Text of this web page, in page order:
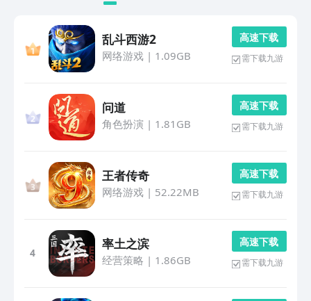
乱斗西游2
网络游戏| 1.09GB
高 速 下 载
需下载九游
问道
角色扮演 | 1.81GB
高 速 下 载
需下载九游
王者传奇
网络游戏| 52.22MB
高 速 下 载
需下载九游
4
率土之滨
经营策略 | 1.86GB
高 速 下 载
需下载九游